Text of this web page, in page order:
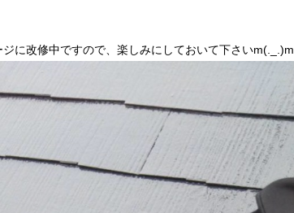
に改修中ですので、楽しみにしておいて下さいm(._.)m